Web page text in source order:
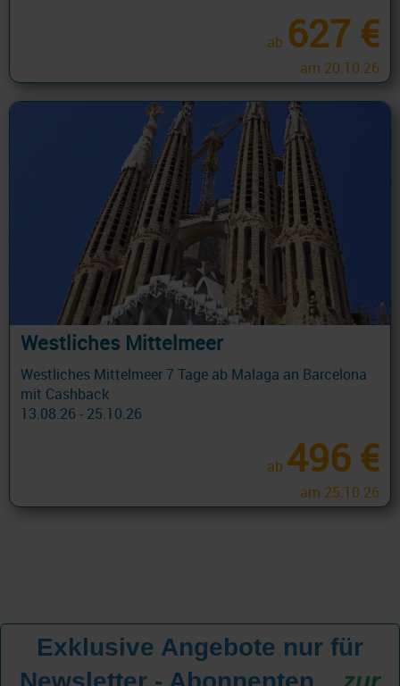
ab 627 €
am 20.10.26
Westliches Mittelmeer
Westliches Mittelmeer 7 Tage ab Malaga an Barcelona
mit Cashback
13.08.26 - 25.10.26
ab 496 €
am 25.10.26
Exklusive Angebote nur für